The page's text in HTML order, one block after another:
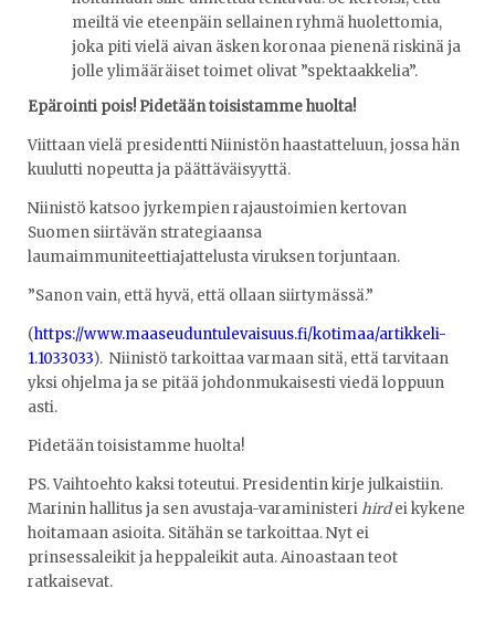
meiltä vie eteenpäin sellainen ryhmä huolettomia,
joka piti vielä aivan äsken koronaa pienenä riskinä ja
jolle ylimääräiset toimet olivat ”spektaakkelia”.
Epärointi pois! Pidetään toisistamme huolta!
Viittaan vielä presidentti Niinistön haastatteluun, jossa hän
kuulutti nopeutta ja päättäväisyyttä.
Niinistö katsoo jyrkempien rajaustoimien kertovan
Suomen siirtävän strategiaansa
laumaimmuniteettiajattelusta viruksen torjuntaan.
”Sanon vain, että hyvä, että ollaan siirtymässä.”
(https://www.maaseuduntulevaisuus.fi/kotimaa/artikkeli-
1.1033033). Niinistö tarkoittaa varmaan sitä, että tarvitaan
yksi ohjelma ja se pitää johdonmukaisesti viedä loppuun
asti.
Pidetään toisistamme huolta!
PS. Vaihtoehto kaksi toteutui. Presidentin kirje julkaistiin.
Marinin hallitus ja sen avustaja-varaministerihirdei kykene
hoitamaan asioita. Sitähän se tarkoittaa. Nyt ei
prinsessaleikit ja heppaleikit auta. Ainoastaan teot
ratkaisevat.